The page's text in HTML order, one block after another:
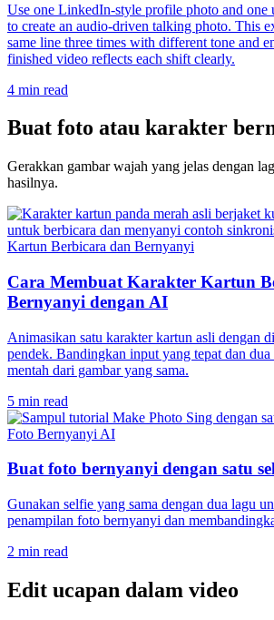
Use one LinkedIn-style profile photo and one
to create an audio-driven talking photo. This
same line three times with different tone and
finished video reflects each shift clearly.
4 min read
Buat foto atau karakter
Gerakkan gambar wajah yang jelas dengan
hasilnya.
Kartun Berbicara dan Bernyanyi
Cara Membuat Karakter Kartun
Bernyanyi dengan AI
Animasikan satu karakter kartun asli dengan
pendek. Bandingkan input yang tepat dan
mentah dari gambar yang sama.
5 min read
Foto Bernyanyi AI
Buat foto bernyanyi dengan satu
Gunakan selfie yang sama dengan dua lagu
penampilan foto bernyanyi dan
2 min read
Edit ucapan dalam video